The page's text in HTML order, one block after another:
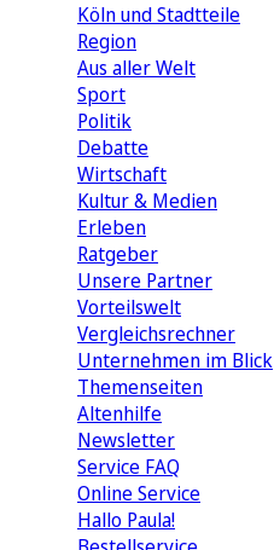
Köln und Stadtteile
Region
Aus aller Welt
Sport
Politik
Debatte
Wirtschaft
Kultur & Medien
Erleben
Ratgeber
Unsere Partner
Vorteilswelt
Vergleichsrechner
Unternehmen im Blick
Themenseiten
Altenhilfe
Newsletter
Service FAQ
Online Service
Hallo Paula!